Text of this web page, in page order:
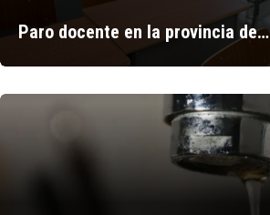
Paro docente en la provincia de…